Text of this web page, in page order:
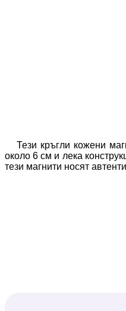
Тези кръгли кожени
около 6 см и лека
тези магнити носят